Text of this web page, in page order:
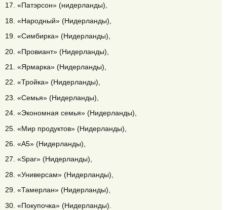
17. «Патэрсон» (нидерланды),
18. «Народный» (Нидерланды),
19. «Симбирка» (Нидерланды),
20. «Провиант» (Нидерланды),
21. «Ярмарка» (Нидерланды),
22. «Тройка» (Нидерланды),
23. «Семья» (Нидерланды),
24. «Экономная семья» (Нидерланды),
25. «Мир продуктов» (Нидерланды),
26. «А5» (Нидерланды),
27. «Spar» (Нидерланды),
28. «Универсам» (Нидерланды),
29. «Тамерлан» (Нидерланды),
30. «Покупочка» (Нидерланды).